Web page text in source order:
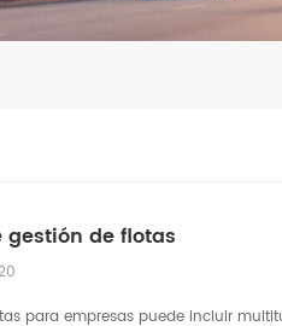
gestión de flotas
para empresas puede incluir